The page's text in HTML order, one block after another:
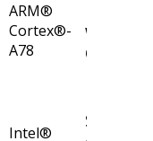
ARM®
Cortex®-
A78
with
Orin
Intel®
Semi-